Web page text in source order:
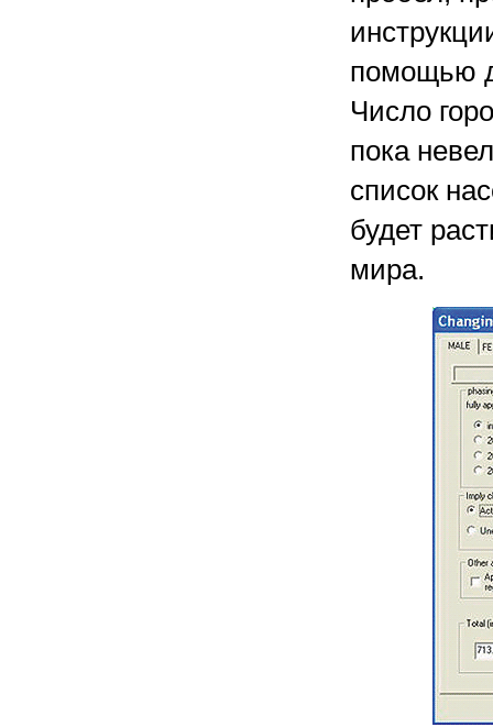
помощью
Число
пока
список
будет
мира.